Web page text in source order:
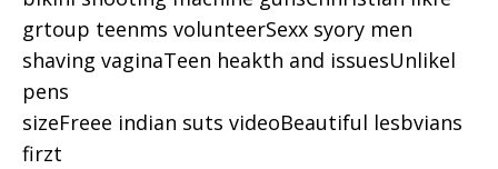
grtoup teenms volunteerSexx syory men
shaving vaginaTeen heakth and issuesUnlikel
pens
sizeFreee indian suts videoBeautiful lesbvians
firzt